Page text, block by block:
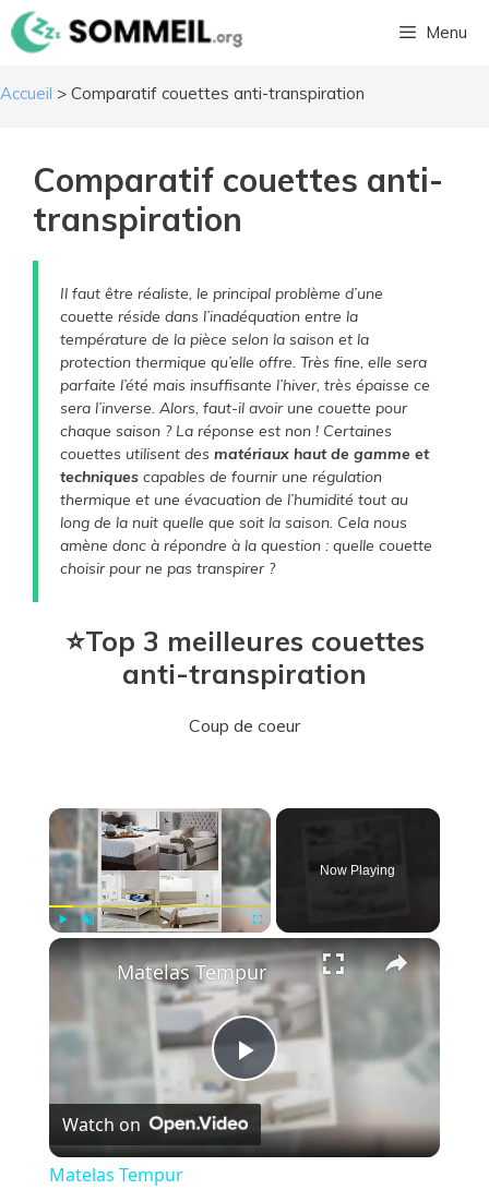
Aller
au
Menu
Accueil > Comparatif couettes anti-transpiration
​Comparatif couettes anti-
transpiration
Il faut être réaliste, le principal problème d’une
couette réside dans l’inadéquation entre la
température de la pièce selon la saison et la
protection thermique qu’elle offre. Très fine, elle sera
parfaite l’été mais insuffisante l’hiver, très épaisse ce
sera l’inverse. Alors, faut-il avoir une couette pour
chaque saison ? La réponse est non ! Certaines
couettes utilisent des matériaux haut de gamme et
techniques capables de fournir une régulation
thermique et une évacuation de l’humidité tout au
long de la nuit quelle que soit la saison. Cela nous
amène donc à répondre à la question : quelle couette
choisir pour ne pas transpirer ?
​⭐Top 3 meilleures couettes
anti-transpiration
Coup de coeur
×
Now Playing
×
P
l
Matelas Tempur
Watch on
Matelas Tempur